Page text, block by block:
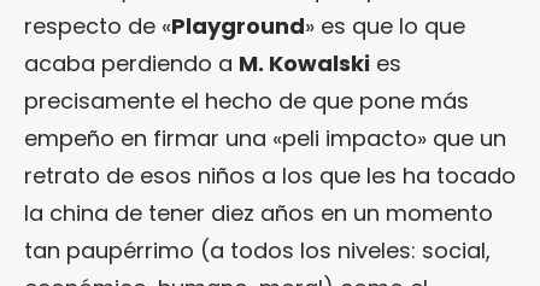
respecto de «Playground» es que lo que
acaba perdiendo a M. Kowalski es
precisamente el hecho de que pone más
empeño en firmar una «peli impacto» que un
retrato de esos niños a los que les ha tocado
la china de tener diez años en un momento
tan paupérrimo (a todos los niveles: social,